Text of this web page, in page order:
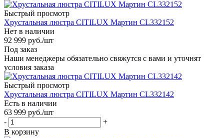
Быстрый просмотр
Хрустальная люстра CITILUX Мартин CL332152
Нет в наличии
92 999 руб./шт
Под заказ
Наши менеджеры обязательно свяжутся с вами и уточнят
условия заказа
Быстрый просмотр
Хрустальная люстра CITILUX Мартин CL332142
Есть в наличии
63 999 руб./шт
-
+
В корзину